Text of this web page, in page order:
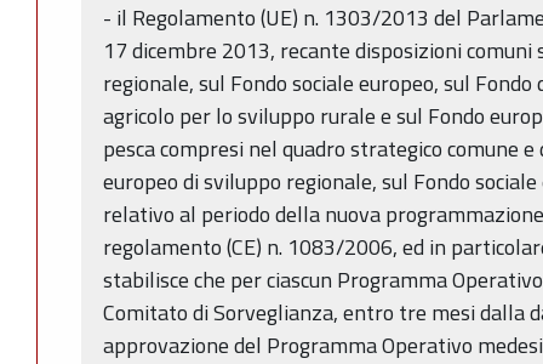
- il Regolamento (UE) n. 1303/2013 del
17 dicembre 2013, recante disposizioni comuni
regionale, sul Fondo sociale europeo, sul Fondo
agricolo per lo sviluppo rurale e sul Fondo
pesca compresi nel quadro strategico comune
europeo di sviluppo regionale, sul Fondo
relativo al periodo della nuova
regolamento (CE) n. 1083/2006, ed in
stabilisce che per ciascun Programma
Comitato di Sorveglianza, entro tre mesi dalla
approvazione del Programma Operativo